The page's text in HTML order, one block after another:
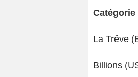
La Trêve
Billions